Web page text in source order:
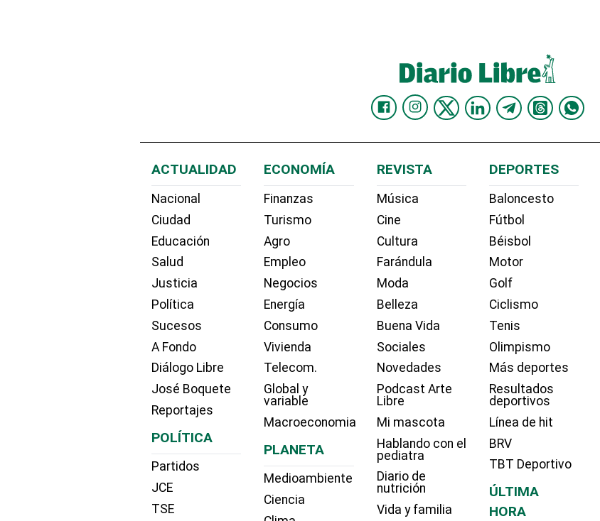
ACTUALIDAD
Nacional
Ciudad
Educación
Salud
Justicia
Política
Sucesos
A Fondo
Diálogo Libre
José Boquete
Reportajes
POLÍTICA
Partidos
JCE
TSE
ECONOMÍA
Finanzas
Turismo
Agro
Empleo
Negocios
Energía
Consumo
Vivienda
Telecom.
Global y
variable
Macroeconomia
PLANETA
Medioambiente
Ciencia
REVISTA
Música
Cine
Cultura
Farándula
Moda
Belleza
Buena Vida
Sociales
Novedades
Podcast Arte
Libre
Mi mascota
Hablando con el
pediatra
Diario de
nutrición
Vida y familia
DEPORTES
Baloncesto
Fútbol
Béisbol
Motor
Golf
Ciclismo
Tenis
Olimpismo
Más deportes
Resultados
deportivos
Línea de hit
BRV
TBT Deportivo
ÚLTIMA
HORA